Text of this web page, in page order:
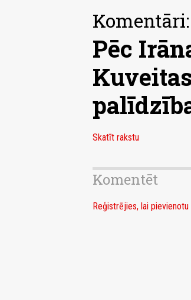
Komentāri:
Pēc
Skatīt rakstu
Komentēt
Reģistrējies, lai